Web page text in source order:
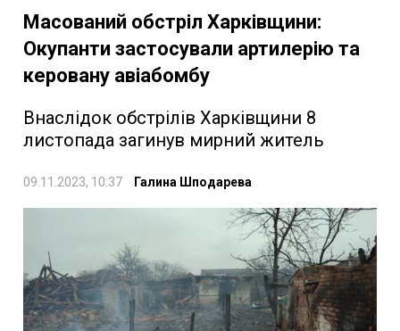
Масований обстріл Харківщини:
Окупанти застосували артилерію та
керовану авіабомбу
Внаслідок обстрілів Харківщини 8
листопада загинув мирний житель
09.11.2023, 10:37 Галина Шподарева